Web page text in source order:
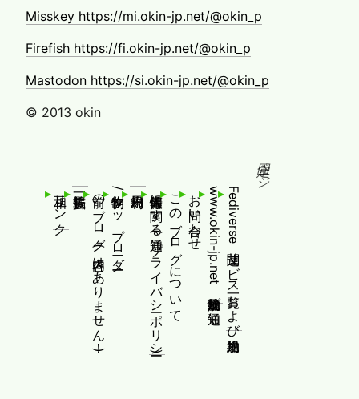
Misskey https://mi.okin-jp.net/@okin_p
Firefish https://fi.okin-jp.net/@okin_p
Mastodon https://si.okin-jp.net/@okin_p
© 2013 okin
固定ページ
Fediverse関連サービス一覧および追加規約
www.okin-jp.net 追加規約及び通知
お問い合わせ
このブログについて
個人情報等に関する通知(プライバシーポリシー)
制作物/アップローダー
前のブログ(内容はありません！)
相互リンク